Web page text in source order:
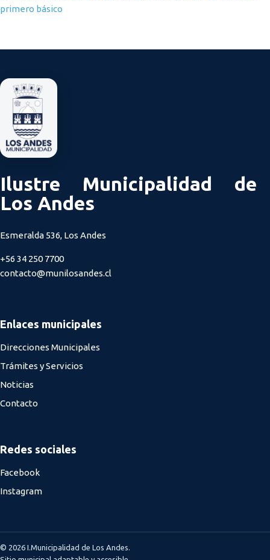
primero básico
Ilustre Municipalidad de
Los Andes
Esmeralda 536, Los Andes
+56 34 250 7700
contacto@munilosandes.cl
Enlaces municipales
Direcciones Municipales
Trámites y Servicios
Noticias
Contacto
Redes sociales
Facebook
Instagram
© 2026 I.Municipalidad de Los Andes.